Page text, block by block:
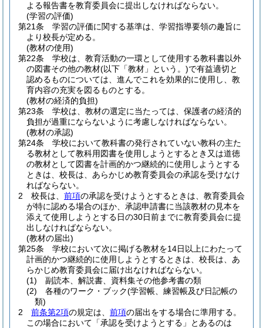
よる報告書を教育委員会に提出しなければならない。
(学習の評価)
第21条
学習の評価に関する基準は、学習指導要領の趣旨に
より校長が定める。
(教材の使用)
第22条
学校は、教育活動の一環として使用する教科書以外
の図書その他の教材(以下「教材」という。)で有益適切と
認めるものについては、進んでこれを効果的に使用し、教
育内容の充実を図るものとする。
(教材の経済的負担)
第23条
学校は、教材の選定に当たっては、保護者の経済的
負担が過重にならないように考慮しなければならない。
(教材の承認)
第24条
学校において教科書の発行されていない教科の主た
る教材として教科用図書を使用しようとするとき又は道徳
の教材として図書を計画的かつ継続的に使用しようとする
ときは、校長は、あらかじめ教育委員会の承認を受けなけ
ればならない。
2
校長は、 前項の承認を受けようとするときは、教育委員会
が特に認める場合のほか、承認申請書に当該教材の見本を
添えて使用しようとする日の30日前までに教育委員会に提
出しなければならない。
(教材の届出)
第25条
学校において次に掲げる教材を14日以上にわたって
計画的かつ継続的に使用しようとするときは、校長は、あ
らかじめ教育委員会に届け出なければならない。
(1)
副読本、解説書、資料集その他参考書の類
(2)
各種のワーク・ブック(学習帳、練習帳及び日記帳の
類)
2
前条第2項の規定は、 前項の届出をする場合に準用する。
この場合において「承認を受けようとする」とあるのは